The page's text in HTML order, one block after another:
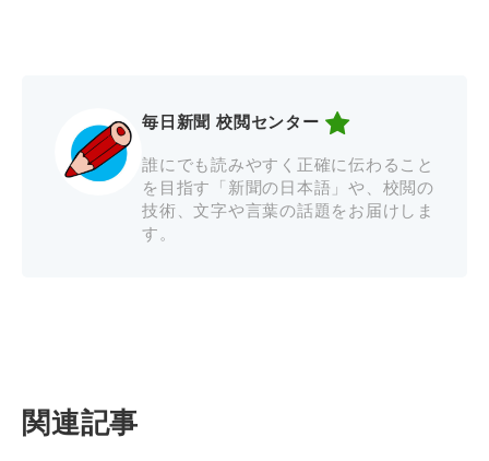
毎日新聞 校閲センター
誰にでも読みやすく正確に伝わること
を目指す「新聞の日本語」や、校閲の
技術、文字や言葉の話題をお届けしま
す。
関連記事